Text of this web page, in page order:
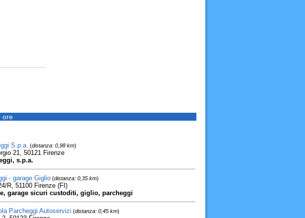
ore
S.p.a. (distanza: 0,98 km)
21, 50121 Firenze
s.p.a.
- garage Giglio(distanza: 0,35 km)
R, 51100 Firenze (FI)
garage sicuri custoditi, giglio, parcheggi
Parcheggi Autoservizi (distanza: 0,45 km)